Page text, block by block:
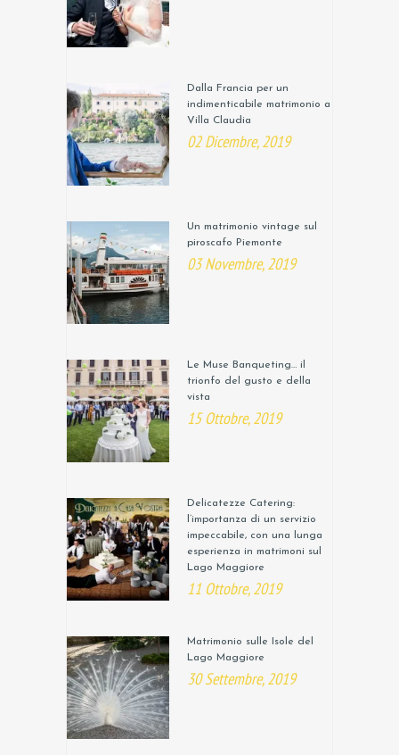
Dalla Francia per un
indimenticabile matrimonio a
Villa Claudia
02 Dicembre, 2019
Un matrimonio vintage sul
piroscafo Piemonte
03 Novembre, 2019
Le Muse Banqueting… il
trionfo del gusto e della
vista
15 Ottobre, 2019
Delicatezze Catering:
l’importanza di un servizio
impeccabile, con una lunga
esperienza in matrimoni sul
Lago Maggiore
11 Ottobre, 2019
Matrimonio sulle Isole del
Lago Maggiore
30 Settembre, 2019